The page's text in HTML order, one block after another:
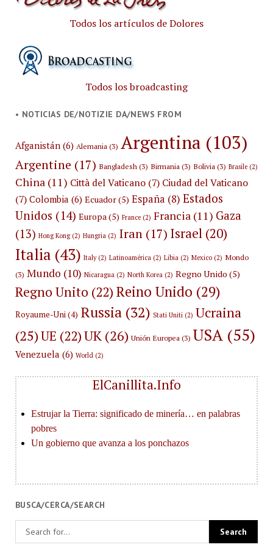
Todos los artículos de Dolores
Todos los broadcasting
• NOTICIAS DE/NOTIZIE DA/NEWS FROM
Afganistán(6) Alemania (3) Argentina (103)
Argentine (17) Bangladesh (3) Birmania (3) Bolivia (3) Brasile(2)
China(11) Città del Vaticano(7) Ciudad del Vaticano
(7) Colombia (6) Ecuador(5) España (8) Estados
Unidos (14) Europa(5) France(2) Francia(11) Gaza
(13) Hong Kong(2) Hungria(2) Iran(17) Israel(20)
Italia (43) Italy(2) Latinoamérica(2) Libia(2) Mexico(2) Mondo
(3) Mundo (10) Nicaragua(2) North Korea(2) Regno Unido (5)
Regno Unito (22) Reino Unido (29)
Royaume-Uni(4) Russia(32) Stati Uniti(2) Ucraina
(25)UE (22)UK(26) Unión Europea (3) USA(55)
Venezuela (6) World(2)
ElCanillita.Info
BUSCA/CERCA/SEARCH